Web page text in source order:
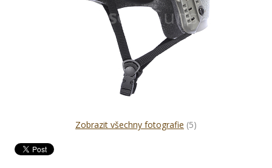
Zobrazit všechny fotografie (5)